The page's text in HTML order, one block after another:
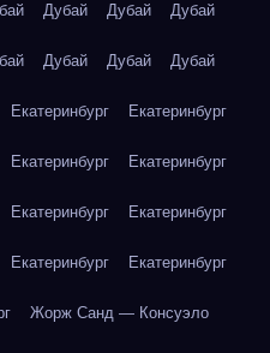
Дубай Дубай Дубай
Дубай Дубай Дубай
Екатеринбург Екатеринбург
Екатеринбург Екатеринбург
Екатеринбург Екатеринбург
Екатеринбург Екатеринбург
Жорж Санд — Консуэло